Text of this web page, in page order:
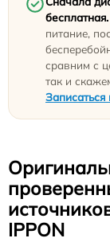
бесплатная.
питание,
сравним с
так и
Записаться
IPPON